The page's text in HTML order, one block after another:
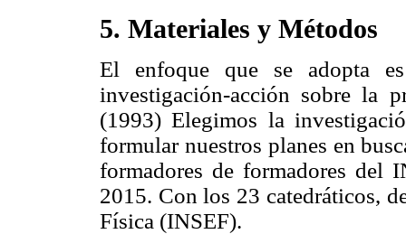
5. Materiales y Métodos
El enfoque que se adopta
investigación-acción sobre la
(1993) Elegimos la
formular nuestros planes en
formadores de formadores del
2015. Con los 23 catedráticos,
Física (INSEF).